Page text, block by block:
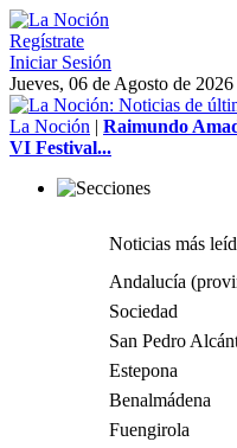
Regístrate
Iniciar Sesión
Jueves, 06 de Agosto de
La Noción | Raimundo
VI Festival...
Noticias más
Andalucía
Sociedad
San Pedro
Estepona
Benalmádena
Fuengirola